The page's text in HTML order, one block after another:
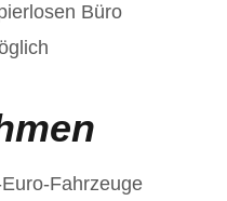
Büro
Fahrzeuge